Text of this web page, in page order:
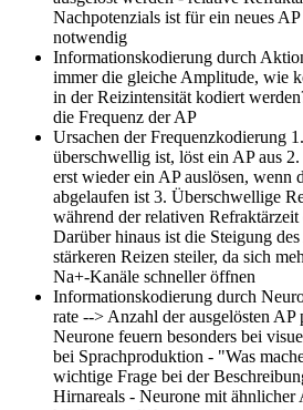
Nachpotenzials ist für ein neues
notwendig
Informationskodierung durch
immer die gleiche Amplitude, wie
in der Reizintensität kodiert
die Frequenz der AP
Ursachen der Frequenzkodierung
überschwellig ist, löst ein AP aus
erst wieder ein AP auslösen, wenn
abgelaufen ist 3. Überschwellige
während der relativen Refraktärzeit
Darüber hinaus ist die Steigung
stärkeren Reizen steiler, da sich
Na+-Kanäle schneller öffnen
Informationskodierung durch
rate --> Anzahl der ausgelösten
Neurone feuern besonders bei
bei Sprachproduktion - "Was
wichtige Frage bei der
Hirnareals - Neurone mit ähnlicher